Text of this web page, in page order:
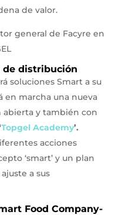
de valor.
de distribución
soluciones Smart a su
en marcha una nueva
y también con
Topgel Academy’.
acciones
‘smart’ y un plan
a sus
Food Company-